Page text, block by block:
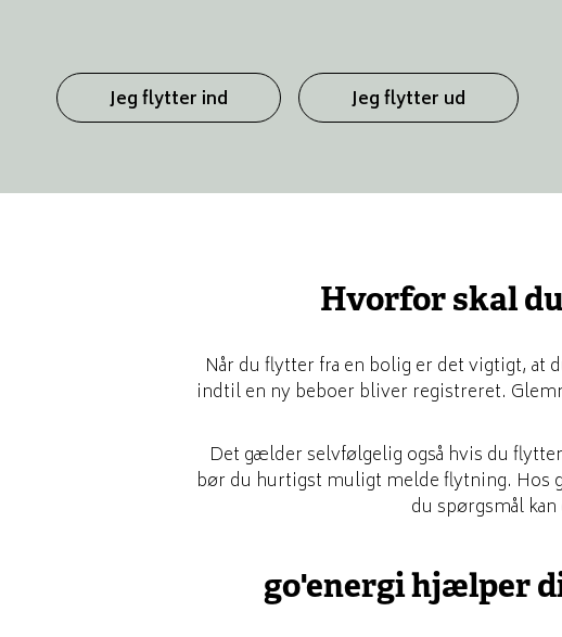
Jeg flytter ind Jeg flytter ud
Hvorfor skal
Når du flytter fra en bolig er det vigtigt,
indtil en ny beboer bliver registreret.
Det gælder selvfølgelig også hvis du
bør du hurtigst muligt melde flytning. Hos
du spørgsmål
go'energi hjælper